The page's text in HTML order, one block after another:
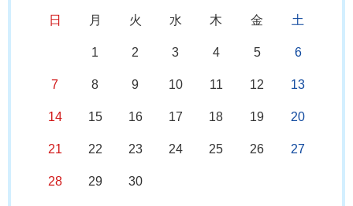
日 月 火 水 木 金 土
1 2 3 4 5 6
7 8 9 10 11 12 13
14 15 16 17 18 19 20
21 22 23 24 25 26 27
28 29 30